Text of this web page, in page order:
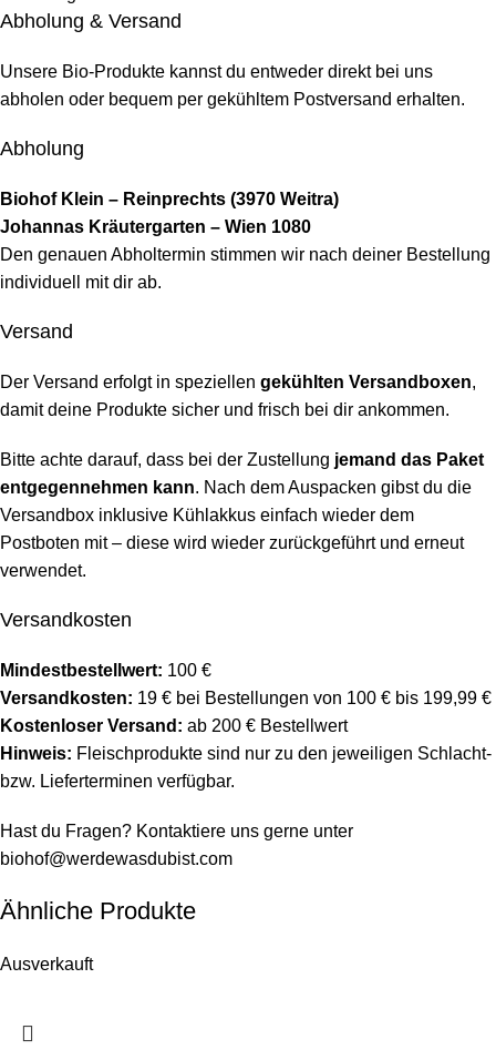
Abholung & Versand
Unsere Bio-Produkte kannst du entweder direkt bei uns
abholen oder bequem per gekühltem Postversand erhalten.
Abholung
Biohof Klein – Reinprechts (3970 Weitra)
Johannas Kräutergarten – Wien 1080
Den genauen Abholtermin stimmen wir nach deiner Bestellung
individuell mit dir ab.
Versand
Der Versand erfolgt in speziellen gekühlten Versandboxen,
damit deine Produkte sicher und frisch bei dir ankommen.
Bitte achte darauf, dass bei der Zustellung jemand das Paket
entgegennehmen kann. Nach dem Auspacken gibst du die
Versandbox inklusive Kühlakkus einfach wieder dem
Postboten mit – diese wird wieder zurückgeführt und erneut
verwendet.
Versandkosten
Mindestbestellwert: 100 €
Versandkosten: 19 € bei Bestellungen von 100 € bis 199,99 €
Kostenloser Versand: ab 200 € Bestellwert
Hinweis: Fleischprodukte sind nur zu den jeweiligen Schlacht-
bzw. Lieferterminen verfügbar.
Hast du Fragen? Kontaktiere uns gerne unter
biohof@werdewasdubist.com
Ähnliche Produkte
Ausverkauft